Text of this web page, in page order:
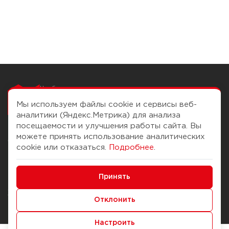
Чтобы вам легко
О компании
История Компании
Журнал
Наши марки
Брендирование
Помощь
Доставка и оплата
Способы оплаты
Служба контроля качества
Мы используем файлы cookie и сервисы веб-
аналитики (Яндекс.Метрика) для анализа
посещаемости и улучшения работы сайта. Вы
можете принять использование аналитических
cookie или отказаться.
Подробнее
Принять
Отклонить
Настроить